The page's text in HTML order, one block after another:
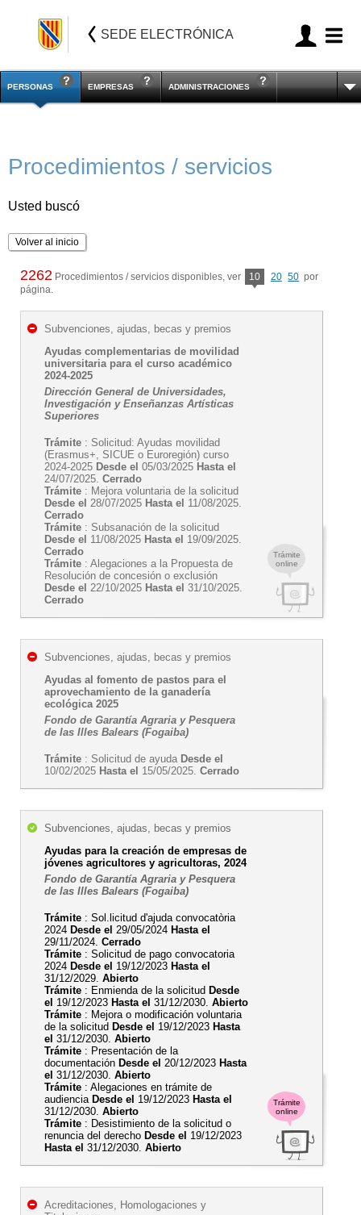
SEDE ELECTRÓNICA
PERSONAS EMPRESAS ADMINISTRACIONES
Procedimientos / servicios
Usted buscó
Volver al inicio
2262 Procedimientos / servicios disponibles, ver 10 20 50 por
página.
Trámite
online
Subvenciones, ajudas, becas y premios
Ayudas complementarias de movilidad
universitaria para el curso académico
2024-2025
Dirección General de Universidades,
Investigación y Enseñanzas Artísticas
Superiores
Trámite : Solicitud: Ayudas movilidad
(Erasmus+, SICUE o Euroregión) curso
2024-2025 Desde el 05/03/2025 Hasta el
24/07/2025. Cerrado
Trámite : Mejora voluntaria de la solicitud
Desde el 28/07/2025 Hasta el 11/08/2025.
Cerrado
Trámite : Subsanación de la solicitud
Desde el 11/08/2025 Hasta el 19/09/2025.
Cerrado
Trámite : Alegaciones a la Propuesta de
Resolución de concesión o exclusión
Desde el 22/10/2025 Hasta el 31/10/2025.
Cerrado
Subvenciones, ajudas, becas y premios
Ayudas al fomento de pastos para el
aprovechamiento de la ganadería
ecológica 2025
Fondo de Garantía Agraria y Pesquera
de las Illes Balears (Fogaiba)
Trámite : Solicitud de ayuda Desde el
10/02/2025 Hasta el 15/05/2025. Cerrado
Trámite
online
Subvenciones, ajudas, becas y premios
Ayudas para la creación de empresas de
jóvenes agricultores y agricultoras, 2024
Fondo de Garantía Agraria y Pesquera
de las Illes Balears (Fogaiba)
Trámite : Sol.licitud d'ajuda convocatòria
2024 Desde el 29/05/2024 Hasta el
29/11/2024. Cerrado
Trámite : Solicitud de pago convocatoria
2024 Desde el 19/12/2023 Hasta el
31/12/2029. Abierto
Trámite : Enmienda de la solicitud Desde
el 19/12/2023 Hasta el 31/12/2030. Abierto
Trámite : Mejora o modificación voluntaria
de la solicitud Desde el 19/12/2023 Hasta
el 31/12/2030. Abierto
Trámite : Presentación de la
documentación Desde el 20/12/2023 Hasta
el 31/12/2030. Abierto
Trámite : Alegaciones en trámite de
audiencia Desde el 19/12/2023 Hasta el
31/12/2030. Abierto
Trámite : Desistimiento de la solicitud o
renuncia del derecho Desde el 19/12/2023
Hasta el 31/12/2030. Abierto
Acreditaciones, Homologaciones y